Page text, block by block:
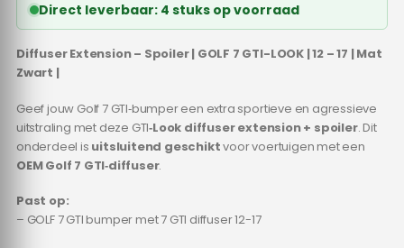
Direct leverbaar: 4 stuks op voorraad
Diffuser Extension – Spoiler | GOLF 7 GTI-LOOK | 12 – 17 | Mat
Zwart |
Geef jouw Golf 7 GTI‑bumper een extra sportieve en agressieve
uitstraling met deze GTI‑Look diffuser extension + spoiler. Dit
onderdeel is uitsluitend geschiktvoor voertuigen met een
OEM Golf 7 GTI‑diffuser.
Past op:
– GOLF 7 GTI bumper met 7 GTI diffuser 12-17